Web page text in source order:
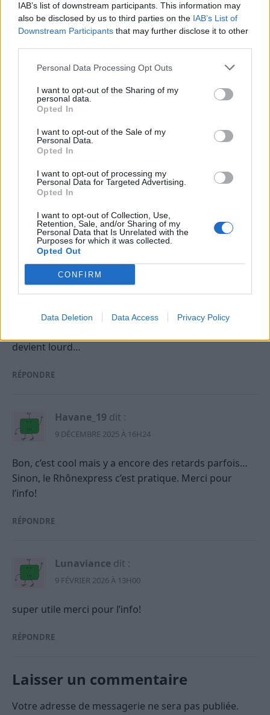
IAB’s list of downstream participants. This information may
also be disclosed by us to third parties on the IAB’s List of
Downstream Participants that may further disclose it to other
Personal Data Processing Opt Outs
I want to opt-out of the Sharing of my
personal data.
Opted In
I want to opt-out of the Sale of my
Personal Data.
Opted In
I want to opt-out of processing my
Personal Data for Targeted Advertising.
Opted In
I want to opt-out of Collection, Use,
Retention, Sale, and/or Sharing of my
Personal Data that Is Unrelated with the
Purposes for which it was collected.
Opted Out
CONFIRM
Data Deletion Data Access Privacy Policy
A propos Nathalie Leclerc
Nathalie Leclerc est une journaliste spécialisée en santé et
médecine. Mère de deux enfants, elle allie une solide
expertise journalistique à une expérience concrète de la
santé familiale et de la nutrition. Fervente adepte d’un mode
nombreuses années en faveur des produits biologiques et
des solutions de ménage respectueuses de l’environnement.
engagée, Nathalie propose des conseils pratiques, fiables et
accessibles, permettant à ses lecteurs de mieux naviguer
dans les enjeux de la santé moderne tout en adoptant des
habitudes plus saines et respectueuses de la planète.
3 COMMENTAIRES
Qirwandit :
devient lourd…
RÉPONDRE
Havane_19 dit :
9 DÉCEMBRE 2025 À 16H24
Bon, c’est cool mais y a encore des retards parfois…
Sinon, le Rhônexpress c’est pratique. Merci pour
l’info!
RÉPONDRE
Lunaviance dit :
9 FÉVRIER 2026 À 13H00
super utile merci pour l’info!
RÉPONDRE
Laisser un commentaire
Votre adresse de messagerie ne sera pas publiée.